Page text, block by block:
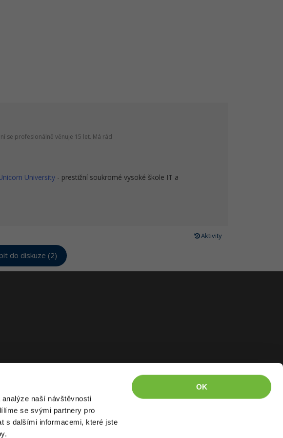
naší návštěvnosti
se svými partnery pro
s dalšími informacemi, které jste
OK
se profesionálně věnuje 15 let. Má rád
University - prestižní soukromé vysoké škole IT a
Aktivity
do diskuze (2)